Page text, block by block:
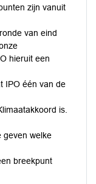
zijn vanuit
van eind
hieruit een
IPO één van de
is.
geven welke
breekpunt